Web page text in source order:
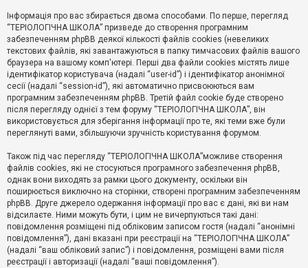
Т
е
м
и
б
е
з
в
і
д
о
і
д
е
й
А
т
и
в
Інформація про вас збирається двома способами. По перше, перегляд
“ТЕРІОЛОГІЧНА ШКОЛА” призведе до створення програмним
забезпеченням phpBB деякої кількості файлів cookies (невеликих
текстових файлів, які завантажуються в папку тимчасових файлів вашого
браузера на вашому комп'ютері. Перші два файли cookies містять лише
ідентифікатор користувача (надалі “user-id”) і ідентифікатор анонімної
сесії (надалі “session-id”), які автоматично присвоюються вам
програмним забезпеченням phpBB. Третій файл cookie буде створено
після перегляду однієї з тем форуму “ТЕРІОЛОГІЧНА ШКОЛА”, він
використовується для зберігання інформації про те, які теми вже були
переглянуті вами, збільшуючи зручність користування форумом.
Також під час перегляду “ТЕРІОЛОГІЧНА ШКОЛА”можливе створення
файлів cookies, які не стосуються програмного забезпечення phpBB,
однак вони виходять за рамки цього документу, оскільки він
поширюється виключно на сторінки, створені програмним забезпеченням
phpBB. Друге джерело одержання інформації про вас є дані, які ви нам
відсилаєте. Ними можуть бути, і цим не вичерпуються такі дані:
повідомлення розміщені під обліковим записом гостя (надалі “анонімні
повідомлення”), дані вказані при реєстрації на “ТЕРІОЛОГІЧНА ШКОЛА”
(надалі “ваш обліковий запис”) і повідомлення, розміщені вами після
реєстрації і авторизації (надалі “ваші повідомлення”).